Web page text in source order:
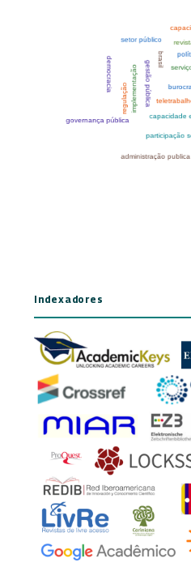
Indexadores